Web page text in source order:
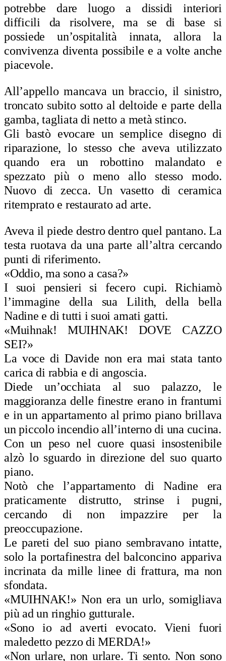
potrebbe dare luogo a dissidi interiori
difficili da risolvere, ma se di base si
possiede un’ospitalità innata, allora la
convivenza diventa possibile e a volte anche
piacevole.
All’appello mancava un braccio, il sinistro,
troncato subito sotto al deltoide e parte della
gamba, tagliata di netto a metà stinco.
Gli bastò evocare un semplice disegno di
riparazione, lo stesso che aveva utilizzato
quando era un robottino malandato e
spezzato più o meno allo stesso modo.
Nuovo di zecca. Un vasetto di ceramica
ritemprato e restaurato ad arte.
Aveva il piede destro dentro quel pantano. La
testa ruotava da una parte all’altra cercando
punti di riferimento.
«Oddio, ma sono a casa?»
I suoi pensieri si fecero cupi. Richiamò
l’immagine della sua Lilith, della bella
Nadine e di tutti i suoi amati gatti.
«Muihnak! MUIHNAK! DOVE CAZZO
SEI?»
La voce di Davide non era mai stata tanto
carica di rabbia e di angoscia.
Diede un’occhiata al suo palazzo, le
maggioranza delle finestre erano in frantumi
e in un appartamento al primo piano brillava
un piccolo incendio all’interno di una cucina.
Con un peso nel cuore quasi insostenibile
alzò lo sguardo in direzione del suo quarto
piano.
Notò che l’appartamento di Nadine era
praticamente distrutto, strinse i pugni,
cercando di non impazzire per la
preoccupazione.
Le pareti del suo piano sembravano intatte,
solo la portafinestra del balconcino appariva
incrinata da mille linee di frattura, ma non
sfondata.
«MUIHNAK!» Non era un urlo, somigliava
più ad un ringhio gutturale.
«Sono io ad averti evocato. Vieni fuori
maledetto pezzo di MERDA!»
«Non urlare, non urlare. Ti sento. Non sono